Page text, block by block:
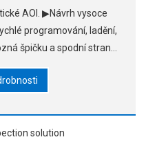
AOI. ▶Návrh vysoce
programování, ladění,
špičku a spodní stranu.